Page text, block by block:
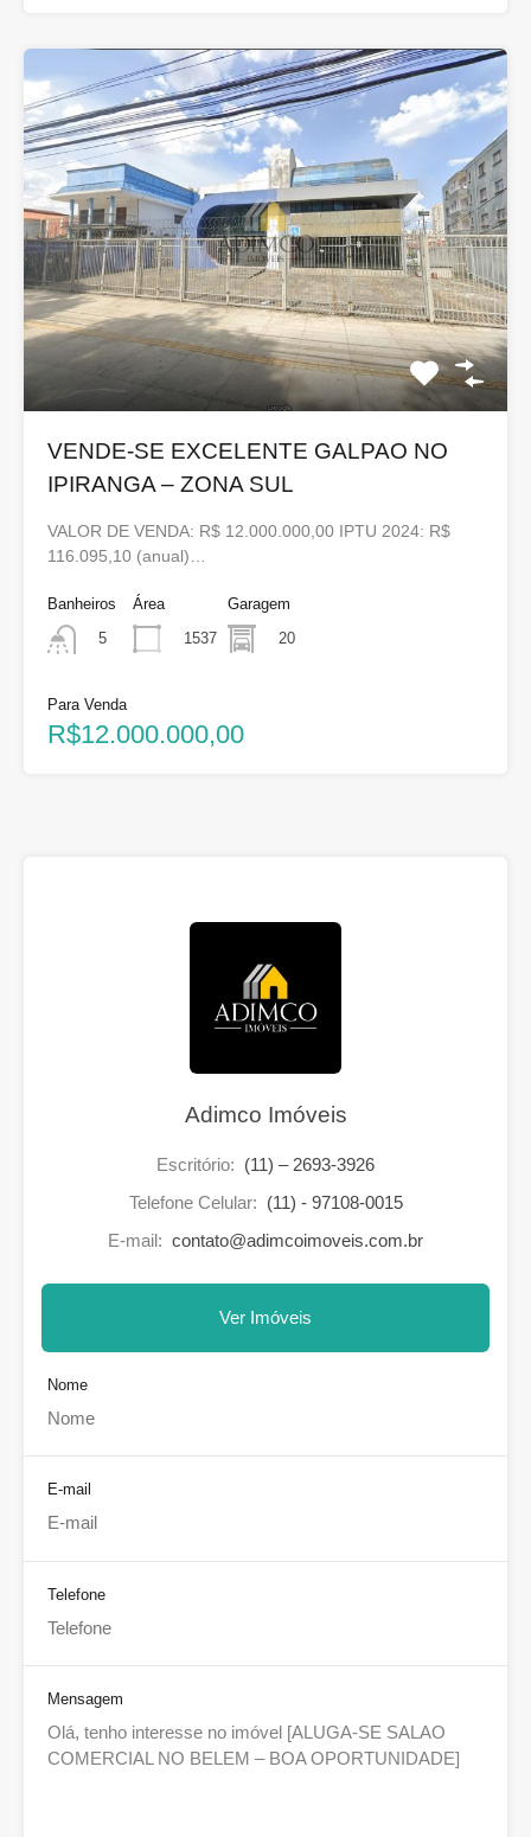
VENDE-SE EXCELENTE GALPAO NO
IPIRANGA – ZONA SUL
VALOR DE VENDA: R$ 12.000.000,00 IPTU 2024: R$
116.095,10 (anual)…
Banheiros
5
Área
1537
Garagem
20
Para Venda
R$12.000.000,00
Adimco Imóveis
Escritório: (11) – 2693-3926
Telefone Celular: (11) - 97108-0015
E-mail: contato@adimcoimoveis.com.br
Ver Imóveis
Nome
E-mail
Telefone
Mensagem